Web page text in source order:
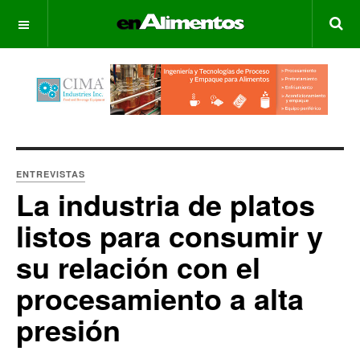
OFF CANVAS
ENTREVISTAS
La industria de platos
listos para consumir y
su relación con el
procesamiento a alta
presión